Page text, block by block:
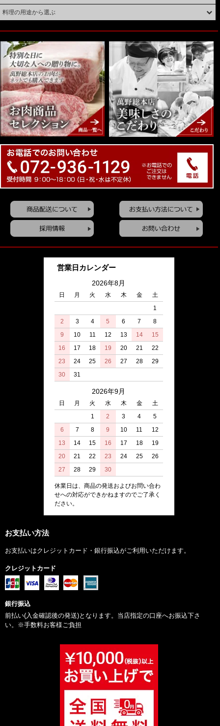
料理の用途から選ぶ
営業日カレンダー
2026年8月
日 月 火 水 木 金
土
1
2
3 4 5 6 7
8
9
10 11 12 13 14
15
16
17 18 19 20 21
22
23
24 25 26 27 28
29
30
31
2026年9月
日 月 火 水 木 金
土
1
2 3 4
5
6
7 8 9 10 11
12
13
14 15 16 17 18
19
20
21 22 23 24 25
26
27
28 29 30
休業日は、商品の発送およびお問い合わ
せへの対応ができかねますのでご了承く
ださい。
お支払い方法
お支払いはクレジットカード・銀行振込がご利用いただけます。
クレジットカード
銀行振込
前払い(入金確認後の発送)となります。当店指定の口座へお振込下さ
い。※手数料お客様ご負担